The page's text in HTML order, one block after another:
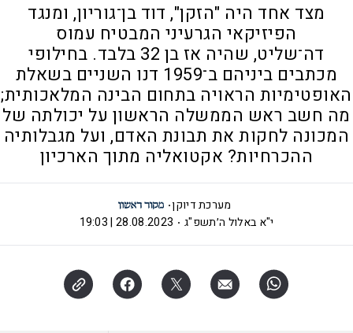
מצד אחד היה "הזקן", דוד בן־גוריון, ומנגד
הפיזיקאי הגרעיני המבטיח עמוס
דה־שליט, שהיה אז בן 32 בלבד. בחילופי
מכתבים ביניהם ב־1959 דנו השניים בשאלת
האופטימיות הראויה בתחום הבינה המלאכותית;
מה חשב ראש הממשלה הראשון על יכולתה של
המכונה לחקות את תבונת האדם, ועל מגבלותיה
ההכרחיות? אקטואליה מתוך הארכיון
מערכת דיוקן
י"א באלול ה׳תשפ"ג
28.08.2023 | 19:03